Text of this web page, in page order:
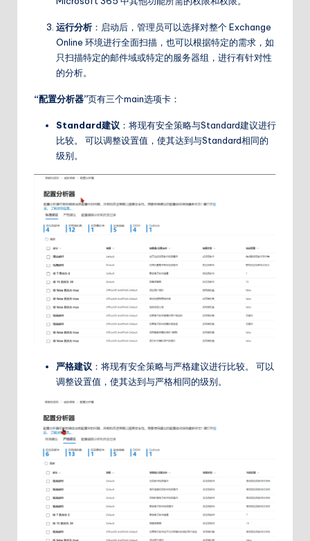
运行分析 ：启动后，管理员可以选择对整个 Exchange
Online 环境进行全面扫描，也可以根据特定的需求，如
只扫描特定的邮件域或特定的服务器组，进行有针对性
的分析。
“配置分析器”页有三个main选项卡：
Standard建议 ：将现有安全策略与Standard建议进行
比较。 可以调整设置值，使其达到与Standard相同的
级别。
严格建议 ：将现有安全策略与严格建议进行比较。 可以
调整设置值，使其达到与严格相同的级别。